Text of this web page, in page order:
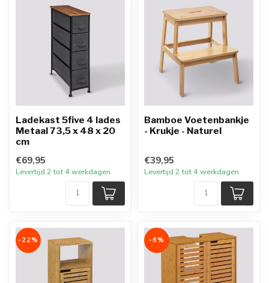
Ladekast 5five 4 lades
Metaal 73,5 x 48 x 20
cm
€69,95
Levertijd 2 tot 4 werkdagen
Bamboe Voetenbankje
- Krukje - Naturel
€39,95
Levertijd 2 tot 4 werkdagen
-22% -6%